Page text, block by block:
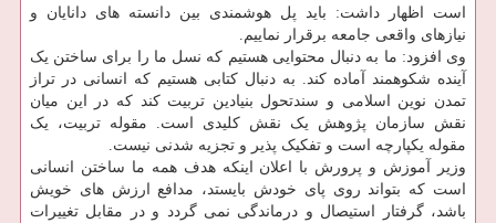
است اظهار داشت: باید پل هوشمندی بین دانسته های دانایان و
نیازهای واقعی جامعه برقرار نماییم.
وی افزود: ما به دنبال محتوایی هستیم که نسل ما را برای ساختن یک
آینده شکوهمند آماده کند. به دنبال کتابی هستیم که انسانی در تراز
تمدن نوین اسلامی و سندتحول بنیادین تربیت کند که در این میان
نقش سازمان پژوهش یک نقش کلیدی است. مقوله تربیت، یک
مقوله یکپارچه است و تفکیک پذیر و تجزیه شدنی نیست.
وزیر آموزش و پرورش با اعلان اینکه هدف همه ما ساختن انسانی
است که بتواند روی پای خودش بایستد، مدافع ارزش های خویش
باشد، گرفتار استیصال و درماندگی نمی گردد و در مقابل تغییرات